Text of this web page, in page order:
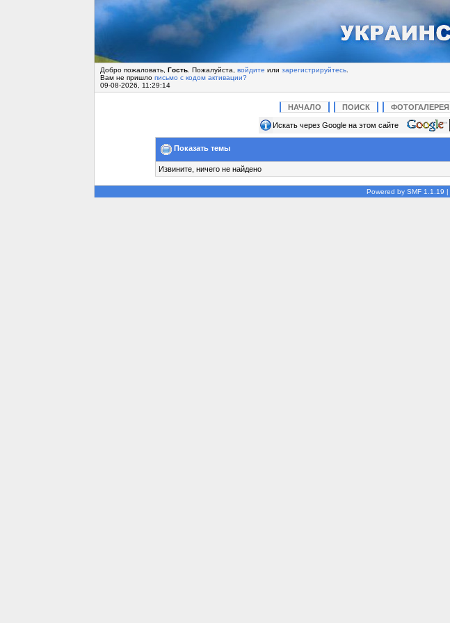
Добро пожаловать, Гость. Пожалуйста, войдите или зарегистрируйтесь.
Вам не пришло письмо с кодом активации?
09-08-2026, 11:29:14
НАЧАЛО ПОИСК ФОТОГАЛЕРЕЯ
Искать через Google на этом сайте
Показать темы
Извините, ничего не найдено
Powered by SMF 1.1.19 |